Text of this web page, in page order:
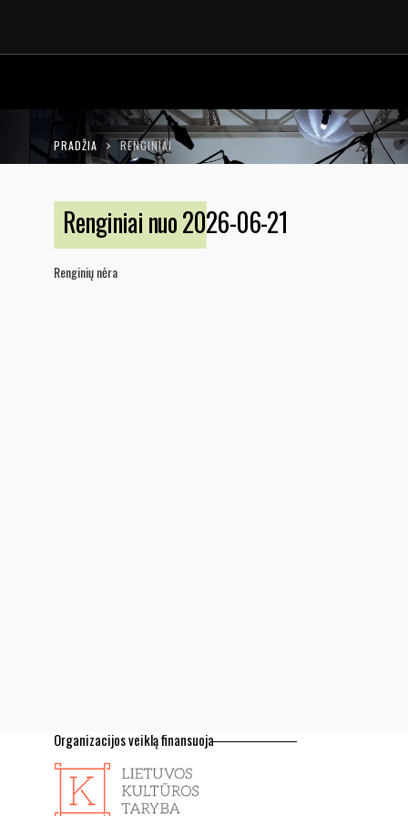
LT EN
PRADŽIA RENGINIAI
Renginiai nuo 2026-06-21
Renginių nėra
Organizacijos veiklą finansuoja